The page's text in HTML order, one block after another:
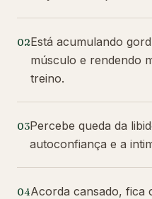
02Está acumulando
músculo e rendendo
treino.
03Percebe queda da
autoconfiança e a
04Acorda cansado, fica